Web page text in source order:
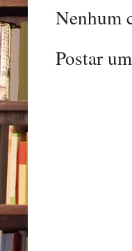
Nenhum
Postar